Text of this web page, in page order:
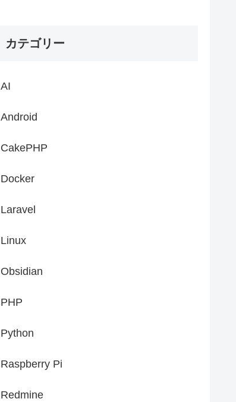
カテゴリー
AI
Android
CakePHP
Docker
Laravel
Linux
Obsidian
PHP
Python
Raspberry Pi
Redmine